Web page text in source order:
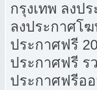
กรุงเทพ ลงป
ลงประกาศโ
ประกาศฟรี
ประกาศฟรี ร
ประกาศฟรีอ